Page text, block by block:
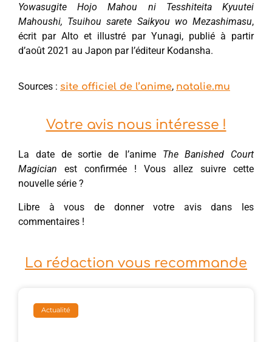
Yowasugite Hojo Mahou ni Tesshiteita Kyuutei
Mahoushi, Tsuihou sarete Saikyou wo Mezashimasu,
écrit par Alto et illustré par Yunagi, publié à partir
d’août 2021 au Japon par l’éditeur Kodansha.
Sources : site officiel de l’anime, natalie.mu
Votre avis nous intéresse !
La date de sortie de l’anime The Banished Court
Magician est confirmée ! Vous allez suivre cette
nouvelle série ?
Libre à vous de donner votre avis dans les
commentaires !
La rédaction vous recommande
Actualité